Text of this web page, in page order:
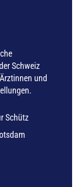
Schweiz
und
Schütz